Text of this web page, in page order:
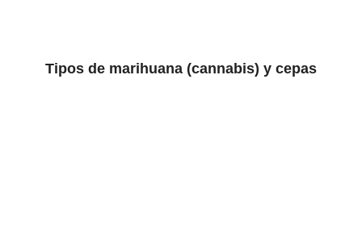
Tipos de marihuana (cannabis) y cepas